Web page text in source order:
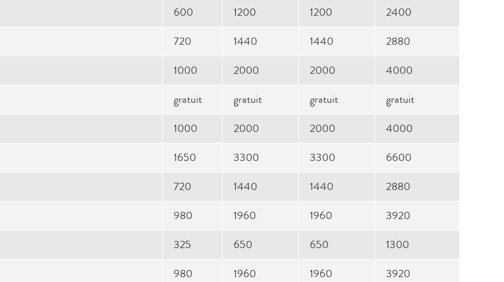
600 1200 1200
2400
720 1440 1440
2880
1000 2000 2000
4000
gratuit gratuit gratuit
gratuit
1000 2000 2000
4000
1650 3300 3300
6600
720 1440 1440
2880
980 1960 1960
3920
325 650 650
1300
980 1960 1960
3920